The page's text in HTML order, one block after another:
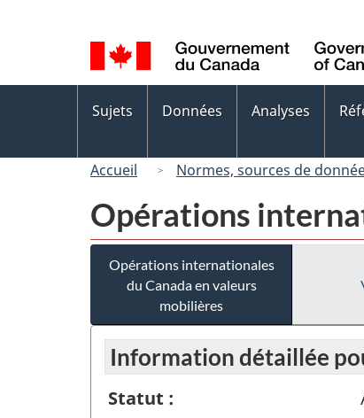
de
la
langue
des
Sujets Données Analyses
Accueil Normes, sources de
Opérations
Opérations internationales
du Canada en valeurs
mobilières
Information détaillée
Statut :